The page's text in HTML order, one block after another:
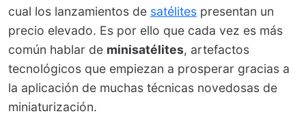
cual los lanzamientos de satélites presentan un
precio elevado. Es por ello que cada vez es más
común hablar de minisatélites, artefactos
tecnológicos que empiezan a prosperar gracias a
la aplicación de muchas técnicas novedosas de
miniaturización.